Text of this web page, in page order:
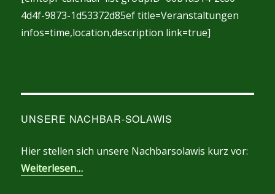
4d4f-9873-1d53372d85ef title=Veranstaltungen
infos=time,location,description link=true]
UNSERE NACHBAR-SOLAWIS
Hier stellen sich unsere Nachbarsolawis kurz vor:
Weiterlesen…